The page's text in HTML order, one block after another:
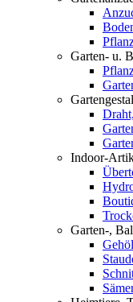
Garten- u.
Indoor-
Garten-,